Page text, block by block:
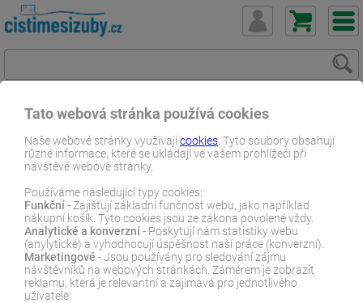
Tato webová stránka používá cookies
Naše webové stránky využívajícookies . Tyto soubory obsahují
různé informace, které se ukládají ve vašem prohlížeči při
návštěvě webové stránky.
Používáme následující typy cookies:
Funkční- Zajišťují základní funčnost webu, jako například
nákupní košík. Tyto cookies jsou ze zákona povolené vždy.
Analytické a konverzní- Poskytují nám statistiky webu
(anylytické) a vyhodnocují úspěšnost naší práce (konverzní).
Marketingové - Jsou používány pro sledování zájmu
návštěvníků na webových stránkách. Záměrem je zobrazit
reklamu, která je relevantní a zajímavá pro jednotlivého
uživatele.
ČistímeSiZuby.cz E-shop Dentální zboží
Zubní pasty
Dentální krémy a pěny
GC Tooth Mousse 35 ml Vanilka
E-SHOP